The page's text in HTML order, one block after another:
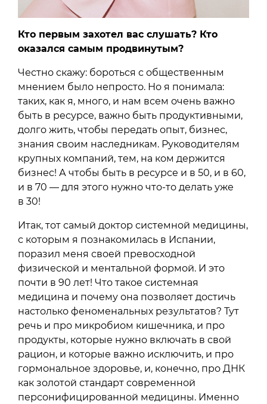
Кто первым захотел вас слушать? Кто
оказался самым продвинутым?
Честно скажу: бороться с общественным
мнением было непросто. Но я понимала:
таких, как я, много, и нам всем очень важно
быть в ресурсе, важно быть продуктивными,
долго жить, чтобы передать опыт, бизнес,
знания своим наследникам. Руководителям
крупных компаний, тем, на ком держится
бизнес! А чтобы быть в ресурсе и в 50, и в 60,
и в 70 — для этого нужно что-то делать уже
в 30!
Итак, тот самый доктор системной медицины,
с которым я познакомилась в Испании,
поразил меня своей превосходной
физической и ментальной формой. И это
почти в 90 лет! Что такое системная
медицина и почему она позволяет достичь
настолько феноменальных результатов? Тут
речь и про микробиом кишечника, и про
продукты, которые нужно включать в свой
рацион, и которые важно исключить, и про
гормональное здоровье, и, конечно, про ДНК
как золотой стандарт современной
персонифицированной медицины. Именно